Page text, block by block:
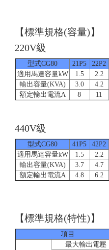
【標準規格(容量)】
220V級
型式CG80 21P5 22P2
適用馬達容量kW
1.5 2.2
輸出容量(KVA)
3.0 4.2
額定輸出電流A
8 11
440V級
型式CG80 41P5 42P2
適用馬達容量kW
1.5 2.2
輸出容量(KVA)
3.7 4.7
額定輸出電流A
4.8 6.2
【標準規格(特性)】
項目
最大輸出電壓